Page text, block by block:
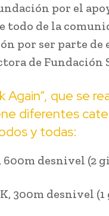
por el
todo de la
por ser parte de
de Fundación
Again”, que se
diferentes
y todas:
desnivel (2
300m desnivel (1